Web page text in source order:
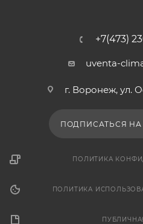
+7(473)
uventa-
г. Воронеж, ул.
ПОДПИСАТЬСЯ
ПОЛИТИКА
ПОЛИТИКА